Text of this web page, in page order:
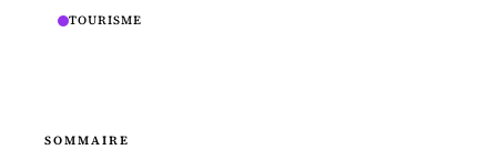
TOURISME
SOMMAIRE